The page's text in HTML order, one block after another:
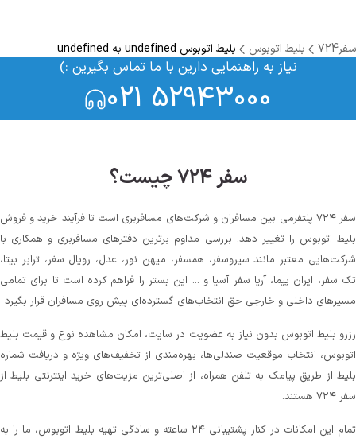
سفر724 بلیط اتوبوس بلیط اتوبوس undefined به undefined
نیاز به راهنمایی دارین با ما تماس بگیرین :)
021 52943000
سفر ۷۲۴ چیست؟
سفر ۷۲۴ پلتفرمی بین مسافران و شرکت‌های مسافربری است تا فرآیند خرید و فروش
بلیط اتوبوس را تغییر دهد. بررسی مداوم برترین دفترهای مسافربری و همکاری با
شرکت‌هایی معتبر مانند سیروسفر، همسفر، میهن‌ نور، عدل، رویال سفر، ترابر بیتا،
تک سفر، ایران پیما، آریا سفر آسیا و ... این بستر را فراهم کرده است تا برای تمامی
مسیرهای داخلی و خارجی حق انتخاب‌های گسترده‌ای پیش روی مسافران قرار بگیرد
رزرو بلیط اتوبوس بدون نیاز به عضویت در سایت، امکان مشاهده نوع و قیمت بلیط
اتوبوس، انتخاب موقعیت صندلی‌ها، بهره‌مندی از تخفیف‌های ویژه و دریافت شماره‌
بلیط از طریق پیامک به تلفن همراه، از اصلی‌ترین مزیت‌های خرید اینترنتی بلیط از
سفر ۷۲۴ هستند.
تمام این امکانات در کنار پشتیبانی‌ ۲۴ ساعته و سادگی تهیه بلیط اتوبوس، ما را به